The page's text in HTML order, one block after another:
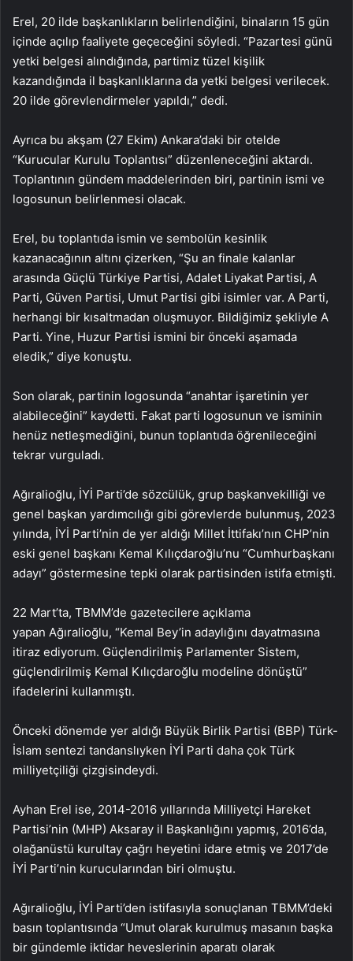
Erel, 20 ilde başkanlıkların belirlendiğini, binaların 15 gün
içinde açılıp faaliyete geçeceğini söyledi. “Pazartesi günü
yetki belgesi alındığında, partimiz tüzel kişilik
kazandığında il başkanlıklarına da yetki belgesi verilecek.
20 ilde görevlendirmeler yapıldı,” dedi.
Ayrıca bu akşam (27 Ekim) Ankara’daki bir otelde
“Kurucular Kurulu Toplantısı” düzenleneceğini aktardı.
Toplantının gündem maddelerinden biri, partinin ismi ve
logosunun belirlenmesi olacak.
Erel, bu toplantıda ismin ve sembolün kesinlik
kazanacağının altını çizerken, “Şu an finale kalanlar
arasında Güçlü Türkiye Partisi, Adalet Liyakat Partisi, A
Parti, Güven Partisi, Umut Partisi gibi isimler var. A Parti,
herhangi bir kısaltmadan oluşmuyor. Bildiğimiz şekliyle A
Parti. Yine, Huzur Partisi ismini bir önceki aşamada
eledik,” diye konuştu.
Son olarak, partinin logosunda “anahtar işaretinin yer
alabileceğini” kaydetti. Fakat parti logosunun ve isminin
henüz netleşmediğini, bunun toplantıda öğrenileceğini
tekrar vurguladı.
Ağıralioğlu, İYİ Parti’de sözcülük, grup başkanvekilliği ve
genel başkan yardımcılığı gibi görevlerde bulunmuş, 2023
yılında, İYİ Parti’nin de yer aldığı Millet İttifakı’nın CHP’nin
eski genel başkanı Kemal Kılıçdaroğlu’nu “Cumhurbaşkanı
adayı” göstermesine tepki olarak partisinden istifa etmişti.
22 Mart’ta, TBMM’de gazetecilere açıklama
yapan Ağıralioğlu, “Kemal Bey’in adaylığını dayatmasına
itiraz ediyorum. Güçlendirilmiş Parlamenter Sistem,
güçlendirilmiş Kemal Kılıçdaroğlu modeline dönüştü”
ifadelerini kullanmıştı.
Önceki dönemde yer aldığı Büyük Birlik Partisi (BBP) Türk-
İslam sentezi tandanslıyken İYİ Parti daha çok Türk
milliyetçiliği çizgisindeydi.
Ayhan Erel ise, 2014-2016 yıllarında Milliyetçi Hareket
Partisi’nin (MHP) Aksaray il Başkanlığını yapmış, 2016’da,
olağanüstü kurultay çağrı heyetini idare etmiş ve 2017’de
İYİ Parti’nin kurucularından biri olmuştu.
Ağıralioğlu, İYİ Parti’den istifasıyla sonuçlanan TBMM’deki
basın toplantısında “Umut olarak kurulmuş masanın başka
bir gündemle iktidar heveslerinin aparatı olarak